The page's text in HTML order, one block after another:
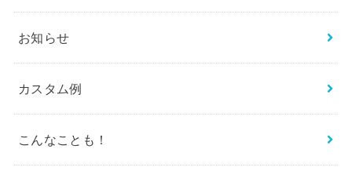
お知らせ
カスタム例
こんなことも！